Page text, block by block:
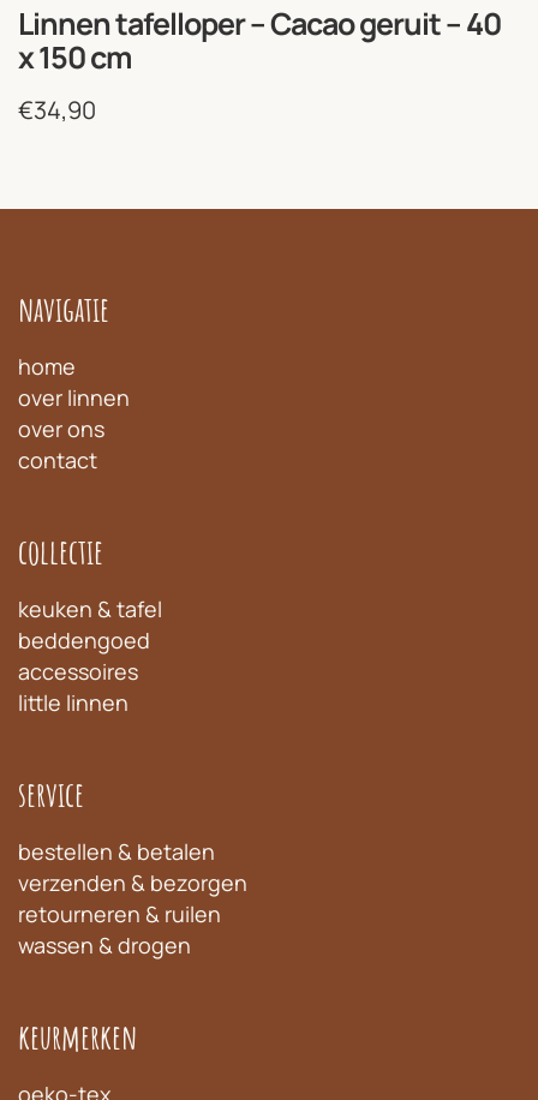
Linnen tafelloper – Cacao geruit – 40
x 150 cm
€34,90
navigatie
home
over linnen
over ons
contact
collectie
keuken & tafel
beddengoed
accessoires
little linnen
service
bestellen & betalen
verzenden & bezorgen
retourneren & ruilen
wassen & drogen
keurmerken
oeko-tex